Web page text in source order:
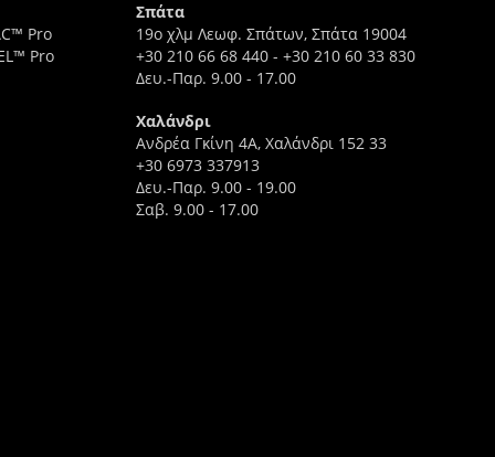
Pro
Pro
Σπάτα
19ο χλμ Λεωφ. Σπάτων, Σπάτα 19004
+30 210 66 68 440 - +30 210 60 33 830
Δευ.-Παρ. 9.00 - 17.00
Χαλάνδρι
Ανδρέα Γκίνη 4A, Χαλάνδρι 152 33
+30 6973 337913
Δευ.-Παρ. 9.00 - 19.00
Σαβ. 9.00 - 17.00